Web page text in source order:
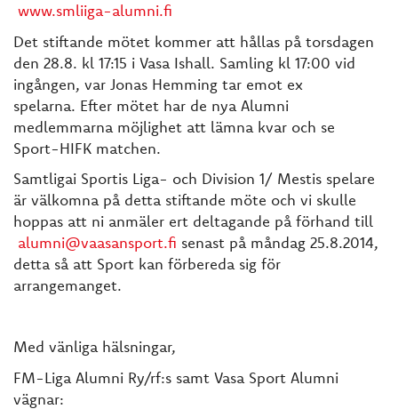
www.smliiga-alumni.fi
Det stiftande mötet kommer att hållas på torsdagen
den 28.8. kl 17:15 i Vasa Ishall. Samling kl 17:00 vid
ingången, var Jonas Hemming tar emot ex
spelarna. Efter mötet har de nya Alumni
medlemmarna möjlighet att lämna kvar och se
Sport-HIFK matchen.
Samtligai Sportis Liga- och Division 1/ Mestis spelare
är välkomna på detta stiftande möte och vi skulle
hoppas att ni anmäler ert deltagande på förhand till
alumni@vaasansport.fi senast på måndag 25.8.2014,
detta så att Sport kan förbereda sig för
arrangemanget.
Med vänliga hälsningar,
FM-Liga Alumni Ry/rf:s samt Vasa Sport Alumni
vägnar: